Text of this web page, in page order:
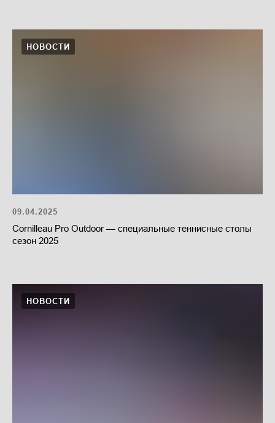
НОВОСТИ
09.04.2025
Cornilleau Pro Outdoor — специальные теннисные столы
сезон 2025
НОВОСТИ